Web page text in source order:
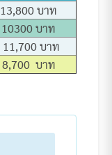
13,800 บาท
10300 บาท
11,700 บาท
8,700 บาท